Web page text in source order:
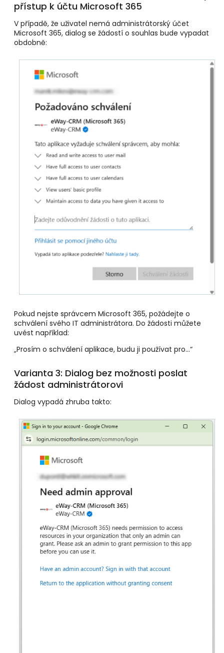
přístup k účtu Microsoft 365
V případě, že uživatel nemá administrátorský účet
Microsoft 365, dialog se žádostí o souhlas bude vypadat
obdobně:
Pokud nejste správcem Microsoft 365, požádejte o
schválení svého IT administrátora. Do žádosti můžete
uvést například:
„Prosím o schválení aplikace, budu ji používat pro...“
Varianta 3: Dialog bez možnosti poslat
žádost administrátorovi
Dialog vypadá zhruba takto: